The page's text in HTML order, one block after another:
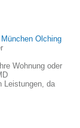
Olching
Wohnung oder
Leistungen, da